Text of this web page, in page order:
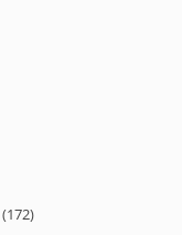
(172)